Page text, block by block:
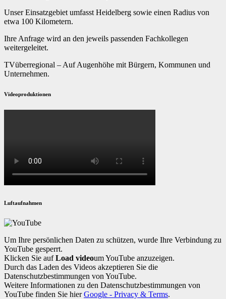
Unser Einsatzgebiet umfasst Heidelberg sowie einen Radius von
etwa 100 Kilometern.
Ihre Anfrage wird an den jeweils passenden Fachkollegen
weitergeleitet.
TVüberregional – Auf Augenhöhe mit Bürgern, Kommunen und
Unternehmen.
Videoproduktionen
Luftaufnahmen
Um Ihre persönlichen Daten zu schützen, wurde Ihre Verbindung zu
YouTube gesperrt.
Klicken Sie aufLoad videoum YouTube anzuzeigen.
Durch das Laden des Videos akzeptieren Sie die
Datenschutzbestimmungen von YouTube.
Weitere Informationen zu den Datenschutzbestimmungen von
YouTube finden Sie hierGoogle - Privacy & Terms.